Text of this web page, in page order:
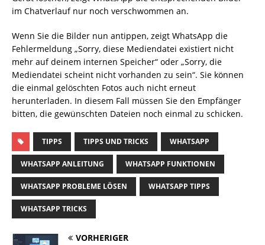
im Chatverlauf nur noch verschwommen an.
Wenn Sie die Bilder nun antippen, zeigt WhatsApp die
Fehlermeldung „Sorry, diese Mediendatei existiert nicht
mehr auf deinem internen Speicher“ oder „Sorry, die
Mediendatei scheint nicht vorhanden zu sein“. Sie können
die einmal gelöschten Fotos auch nicht erneut
herunterladen. In diesem Fall müssen Sie den Empfänger
bitten, die gewünschten Dateien noch einmal zu schicken.
TIPPS TIPPS UND TRICKS WHATSAPP
WHATSAPP ANLEITUNG WHATSAPP FUNKTIONEN
WHATSAPP PROBLEME LÖSEN WHATSAPP TIPPS
WHATSAPP TRICKS
VORHERIGER